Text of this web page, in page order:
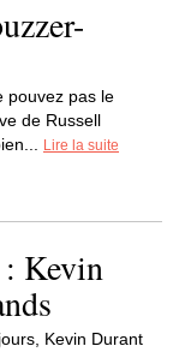
pouvez pas le
de Russell
Lire la suite
: Kevin
Kevin Durant